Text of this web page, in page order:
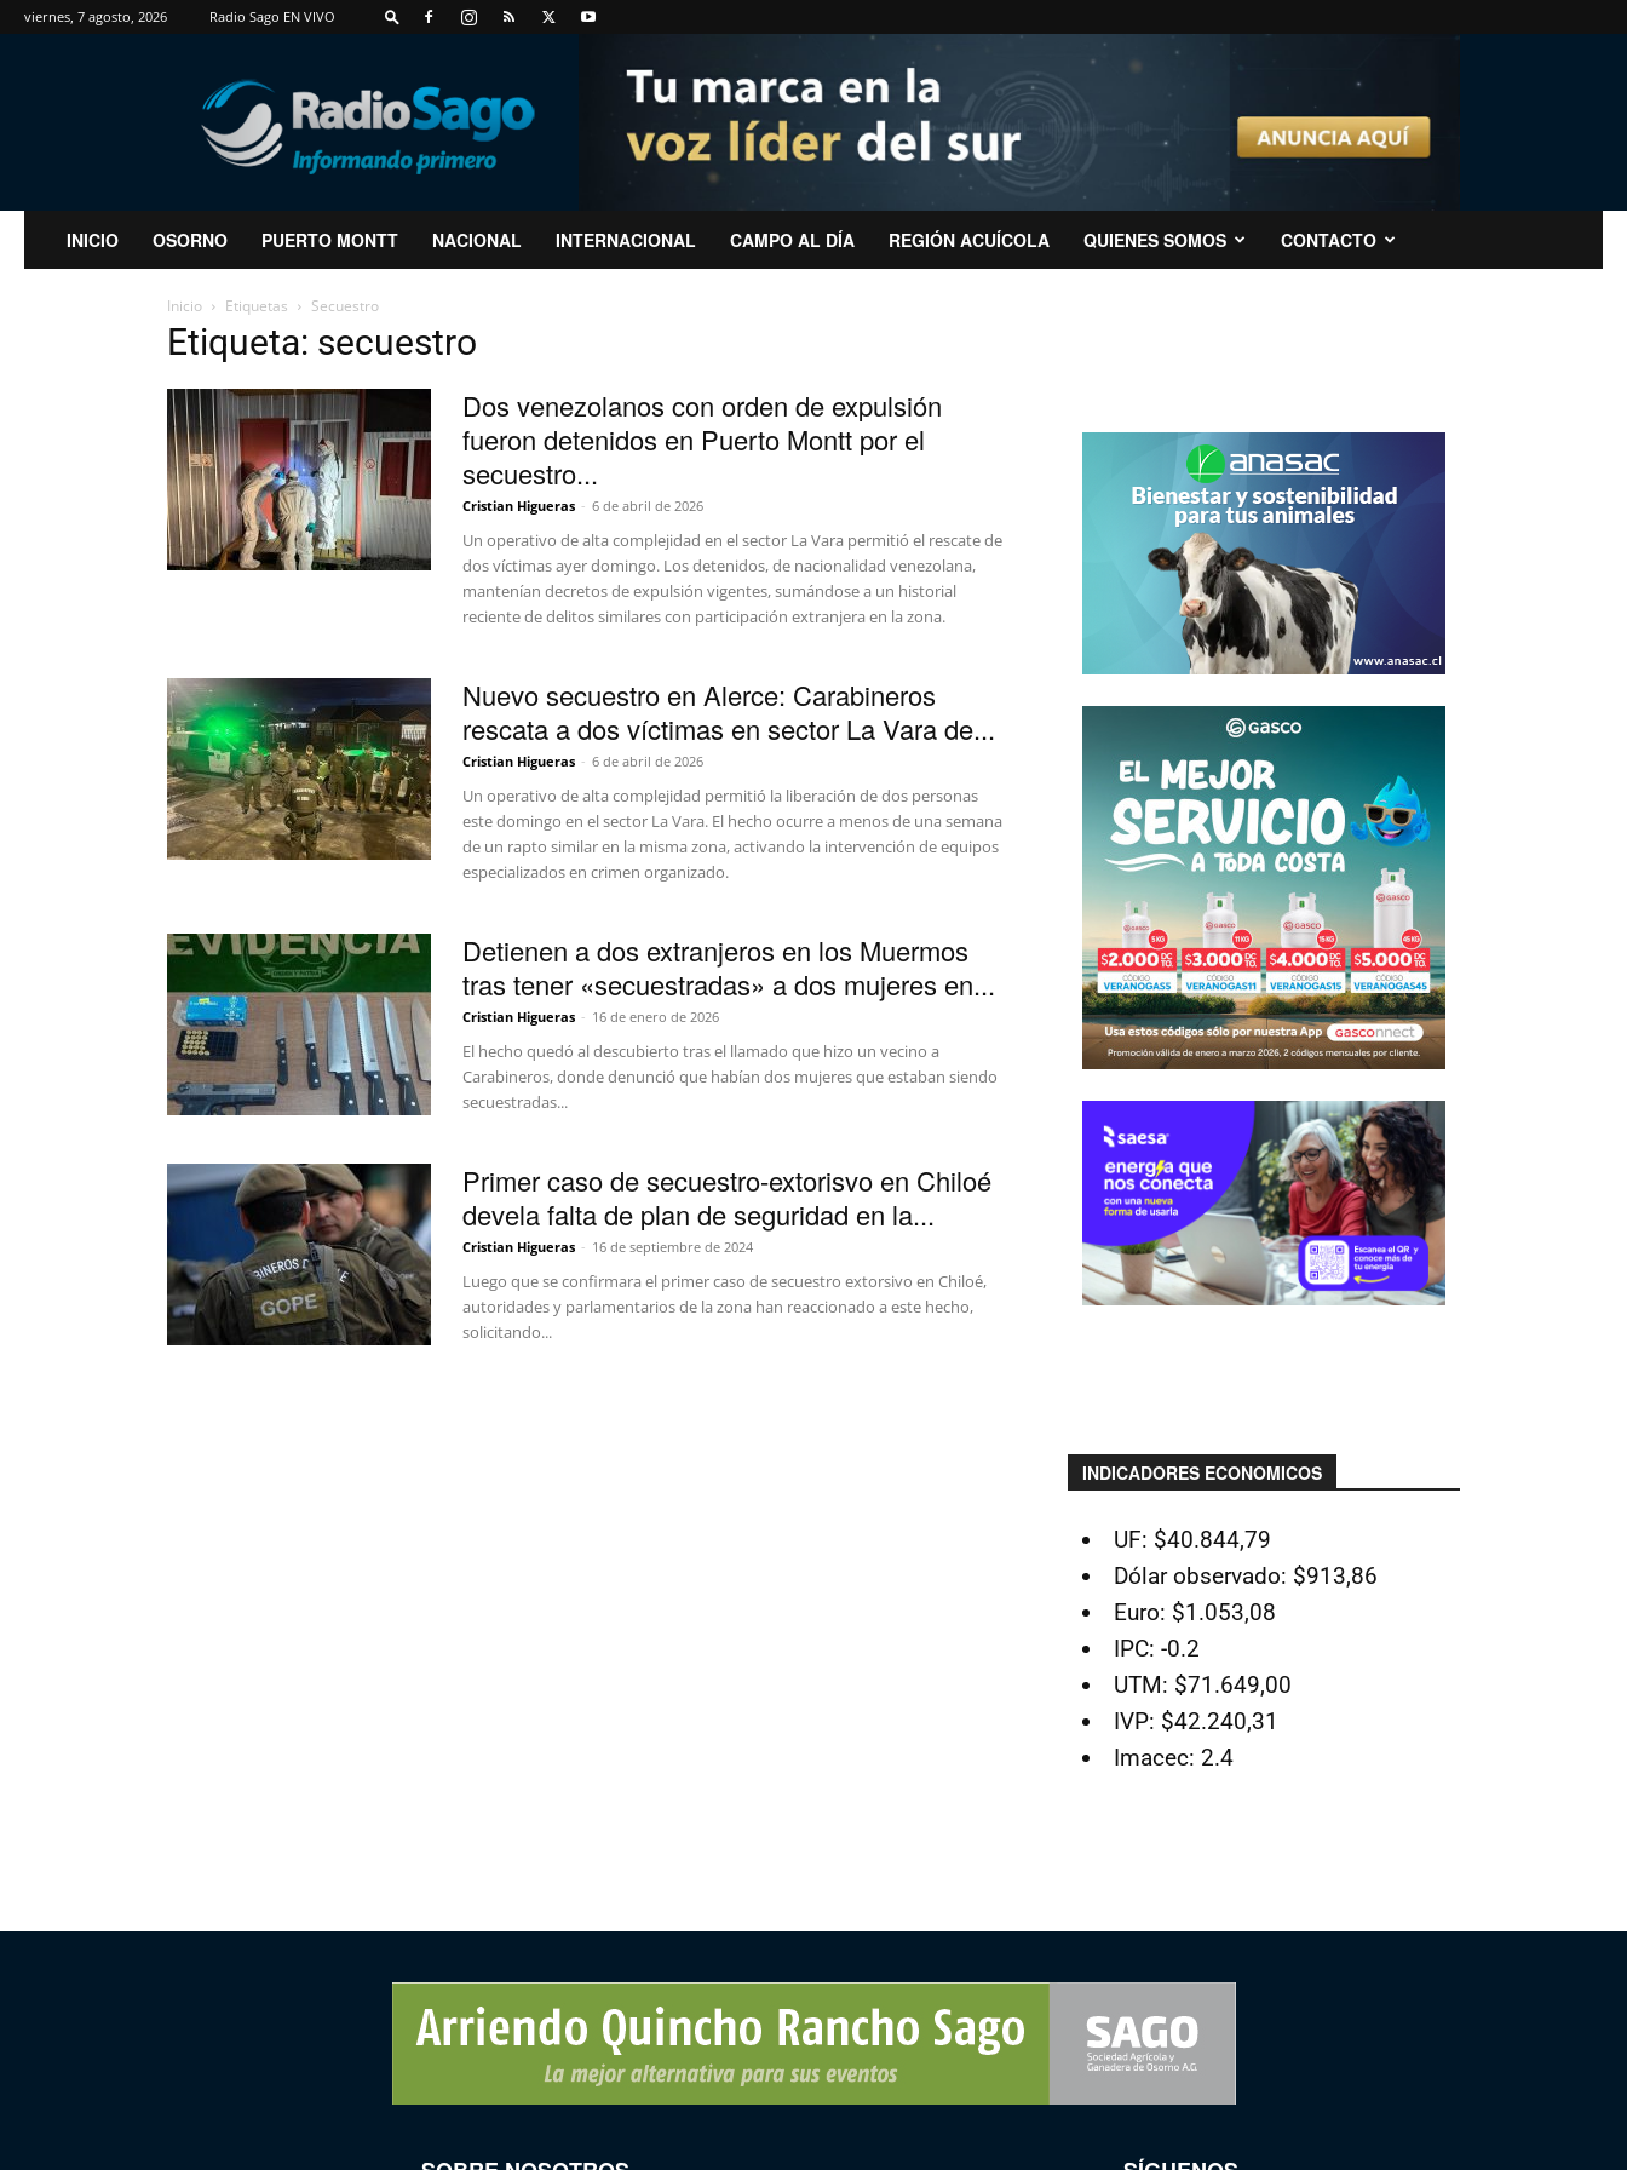
viernes, 7 agosto, 2026 Radio Sago EN VIVO
RadioSago
INICIO OSORNO PUERTO MONTT NACIONAL INTERNACIONAL CAMPO AL DÍA REGIÓN ACUÍCOLA QUIENES SOMOS CONTACTO
Inicio Etiquetas Secuestro
Etiqueta: secuestro
Dos venezolanos con orden de expulsión
fueron detenidos en Puerto Montt por el
secuestro...
Cristian Higueras - 6 de abril de 2026
Un operativo de alta complejidad en el sector La Vara permitió el rescate de
dos víctimas ayer domingo. Los detenidos, de nacionalidad venezolana,
mantenían decretos de expulsión vigentes, sumándose a un historial
reciente de delitos similares con participación extranjera en la zona.
Nuevo secuestro en Alerce: Carabineros
rescata a dos víctimas en sector La Vara de...
Cristian Higueras - 6 de abril de 2026
Un operativo de alta complejidad permitió la liberación de dos personas
este domingo en el sector La Vara. El hecho ocurre a menos de una semana
de un rapto similar en la misma zona, activando la intervención de equipos
especializados en crimen organizado.
Detienen a dos extranjeros en los Muermos
tras tener «secuestradas» a dos mujeres en...
Cristian Higueras - 16 de enero de 2026
El hecho quedó al descubierto tras el llamado que hizo un vecino a
Carabineros, donde denunció que habían dos mujeres que estaban siendo
secuestradas...
Primer caso de secuestro-extorisvo en Chiloé
devela falta de plan de seguridad en la...
Cristian Higueras - 16 de septiembre de 2024
Luego que se confirmara el primer caso de secuestro extorsivo en Chiloé,
autoridades y parlamentarios de la zona han reaccionado a este hecho,
solicitando...
INDICADORES ECONOMICOS
UF: $40.844,79
Dólar observado: $913,86
Euro: $1.053,08
IPC: -0.2
UTM: $71.649,00
IVP: $42.240,31
Imacec: 2.4